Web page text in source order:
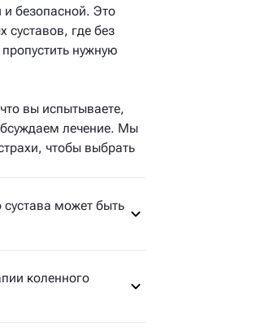
и безопасной. Это
суставов, где без
нужную
вы испытываете,
лечение. Мы
чтобы выбрать
сустава может быть
коленного